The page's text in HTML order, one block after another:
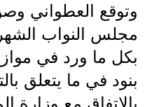
وتوقع العطواني
مجلس النواب الشهر
بكل ما ورد في
بنود في ما يتعلق